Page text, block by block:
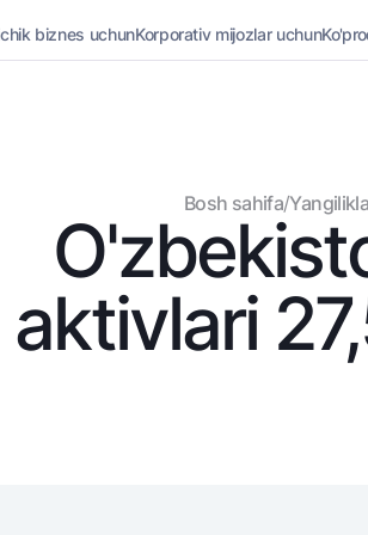
bank
(Milliy)
Omonatlar
Hamma uchun
Jozibali
Vozmojno vse
biznes uchunKorporativ mijozlar uchun
Bosh sahifa/
aktivlari